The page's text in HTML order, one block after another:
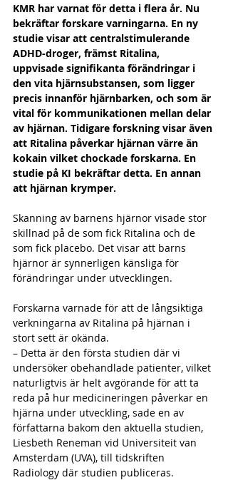
KMR har varnat för detta i flera år. Nu
bekräftar forskare varningarna. En ny
studie visar att centralstimulerande
ADHD-droger, främst Ritalina,
uppvisade signifikanta förändringar i
den vita hjärnsubstansen, som ligger
precis innanför hjärnbarken, och som är
vital för kommunikationen mellan delar
av hjärnan. Tidigare forskning visar även
att Ritalina påverkar hjärnan värre än
kokain vilket chockade forskarna. En
studie på KI bekräftar detta. En annan
att hjärnan krymper.
Skanning av barnens hjärnor visade stor
skillnad på de som fick Ritalina och de
som fick placebo. Det visar att barns
hjärnor är synnerligen känsliga för
förändringar under utvecklingen.
Forskarna varnade för att de långsiktiga
verkningarna av Ritalina på hjärnan i
stort sett är okända.
– Detta är den första studien där vi
undersöker obehandlade patienter, vilket
naturligtvis är helt avgörande för att ta
reda på hur medicineringen påverkar en
hjärna under utveckling, sade en av
författarna bakom den aktuella studien,
Liesbeth Reneman vid Universiteit van
Amsterdam (UVA), till tidskriften
Radiology där studien publiceras.